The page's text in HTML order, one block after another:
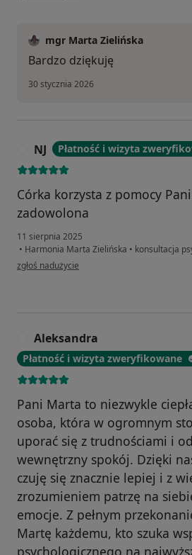
mgr Marta Zielińska
Bardzo dziękuję
30 stycznia 2026
NJ Płatność i wizyta
Córka korzysta z pomocy
zadowolona
11 sierpnia 2025
• Harmonia Marta Zielińska • konsultacja
w opinii użytkownika NJ
zgłoś nadużycie
Aleksandra
Płatność i wizyta zweryfikowane
Pani Marta to niezwykle
osoba, która w ogromnym
uporać się z trudnościami i
wewnętrzny spokój. Dzięki
czuję się znacznie lepiej i z
zrozumieniem patrzę na
emocje. Z pełnym
Martę każdemu, kto szuka
psychologicznego na